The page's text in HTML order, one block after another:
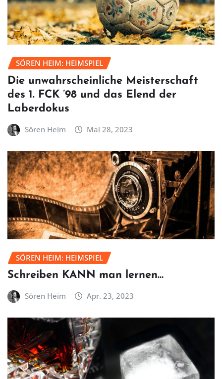
SÖREN HEIM: HEIMSPIEL
Die unwahrscheinliche Meisterschaft
des 1. FCK ’98 und das Elend der
Laberdokus
Sören Heim Mai 28, 2023
SÖREN HEIM: HEIMSPIEL
Schreiben KANN man lernen…
Sören Heim Apr. 23, 2023